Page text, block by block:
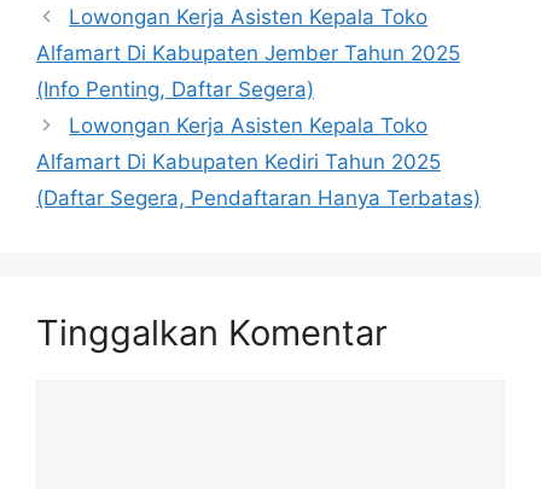
Lowongan Kerja Asisten Kepala Toko
Alfamart Di Kabupaten Jember Tahun 2025
(Info Penting, Daftar Segera)
Lowongan Kerja Asisten Kepala Toko
Alfamart Di Kabupaten Kediri Tahun 2025
(Daftar Segera, Pendaftaran Hanya Terbatas)
Tinggalkan Komentar